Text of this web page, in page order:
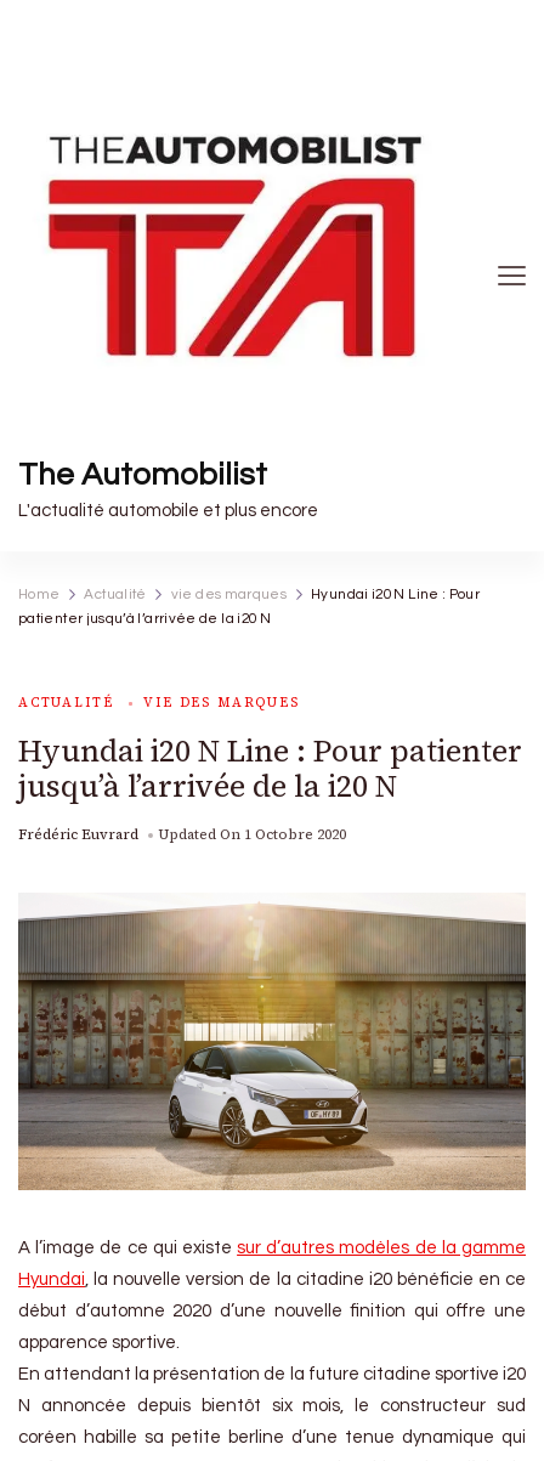
The Automobilist
L'actualité automobile et plus encore
Home Actualité vie des marques
Hyundai i20 N Line : Pour
patienter jusqu’à l’arrivée de la i20 N
ACTUALITÉ VIE DES MARQUES
Hyundai i20 N Line : Pour patienter
jusqu’à l’arrivée de la i20 N
Frédéric Euvrard Updated On 1 Octobre 2020
A l’image de ce qui existesur d’autres modèles de la gamme
Hyundai, la nouvelle version de la citadine i20 bénéficie en ce
début d’automne 2020 d’une nouvelle finition qui offre une
apparence sportive.
En attendant la présentation de la future citadine sportive i20
N annoncée depuis bientôt six mois, le constructeur sud
coréen habille sa petite berline d’une tenue dynamique qui